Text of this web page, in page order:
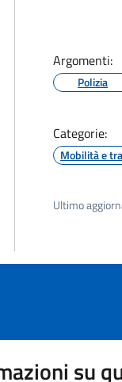
Argomenti:
Polizia
Categorie:
Mobilità e
Ultimo
su